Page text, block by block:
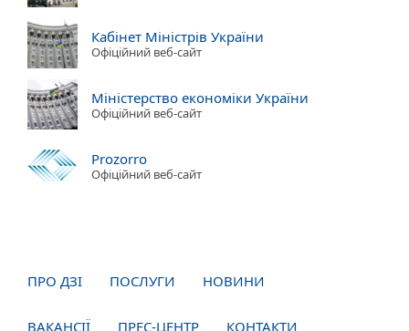
Кабінет Міністрів України
Офіційний веб-сайт
Міністерство економіки України
Офіційний веб-сайт
Prozorro
Офіційний веб-сайт
ПРО ДЗІ ПОСЛУГИ НОВИНИ
ВАКАНСІЇ ПРЕС-ЦЕНТР КОНТАКТИ